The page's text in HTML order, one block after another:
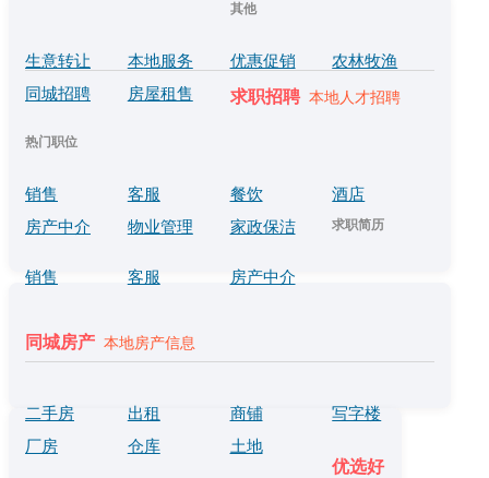
其他
生意转让 本地服务 优惠促销
农林牧渔
同城招聘
房屋租售 求职招聘 本地人才招聘
热门职位
销售 客服 餐饮
酒店
房产中介
物业管理 家政保洁 求职简历
销售 客服 房产中介
同城房产 本地房产信息
二手房 出租 商铺
写字楼
厂房
仓库 土地
优选好